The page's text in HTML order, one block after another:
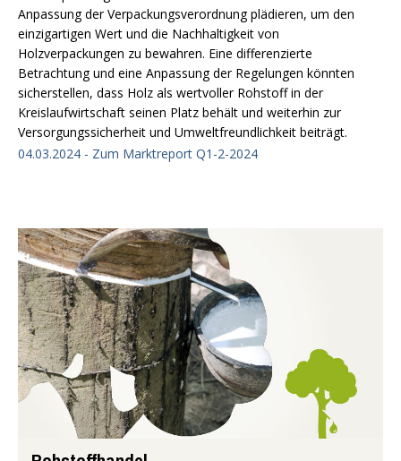
Anpassung der Verpackungsverordnung plädieren, um den
einzigartigen Wert und die Nachhaltigkeit von
Holzverpackungen zu bewahren. Eine differenzierte
Betrachtung und eine Anpassung der Regelungen könnten
sicherstellen, dass Holz als wertvoller Rohstoff in der
Kreislaufwirtschaft seinen Platz behält und weiterhin zur
Versorgungssicherheit und Umweltfreundlichkeit beiträgt.
04.03.2024 - Zum Marktreport Q1-2-2024